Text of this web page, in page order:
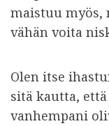
t
u
maistuu myös,
vähän voita
Olen itse
sitä kautta,
vanhempani